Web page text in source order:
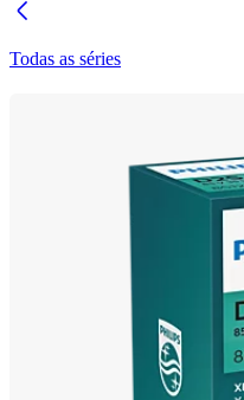
Todas as séries